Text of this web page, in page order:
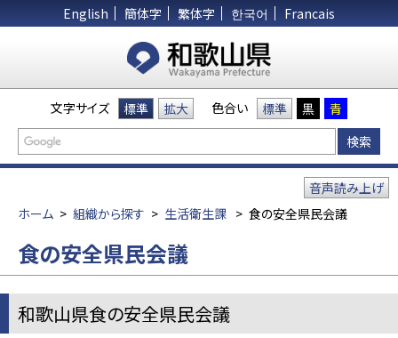
English 簡体字 繁体字 한국어 Francais
文字サイズ 標準 拡大 色合い 標準 黒 青
ホーム > 組織から探す > 生活衛生課 > 食の安全県民会議
音声読み上げ
食の安全県民会議
和歌山県食の安全県民会議